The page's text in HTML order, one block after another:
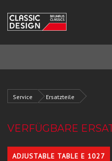
Service Ersatzteile
VERFÜGBARE
ADJUSTABLE TABLE E 1027